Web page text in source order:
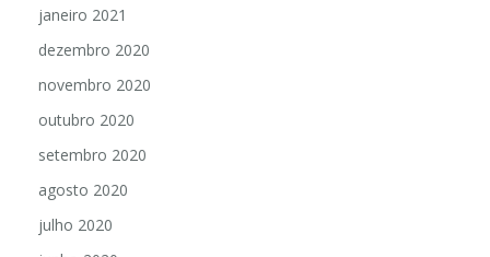
janeiro 2021
dezembro 2020
novembro 2020
outubro 2020
setembro 2020
agosto 2020
julho 2020